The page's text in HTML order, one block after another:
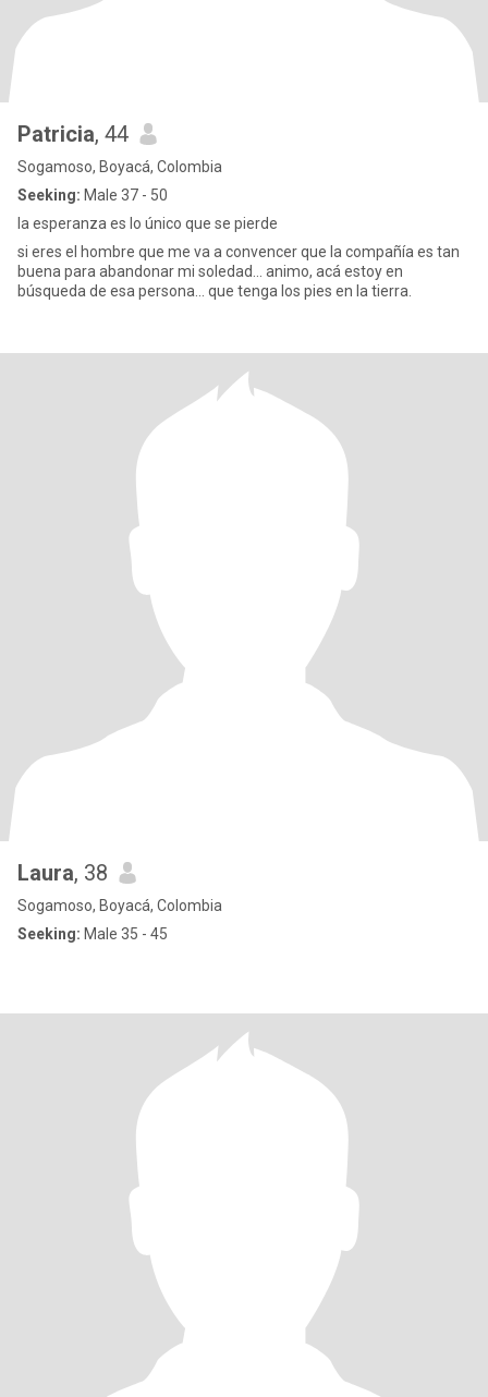
Patricia, 44
Sogamoso, Boyacá, Colombia
Seeking: Male 37 - 50
la esperanza es lo único que se pierde
si eres el hombre que me va a convencer que la compañía es tan
buena para abandonar mi soledad... animo, acá estoy en
búsqueda de esa persona... que tenga los pies en la tierra.
Laura, 38
Sogamoso, Boyacá, Colombia
Seeking: Male 35 - 45